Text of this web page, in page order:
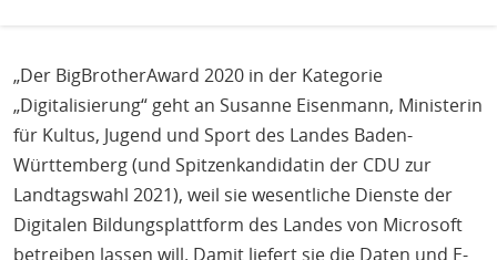
„Der BigBrotherAward 2020 in der Kategorie
„Digitalisierung“ geht an Susanne Eisenmann, Ministerin
für Kultus, Jugend und Sport des Landes Baden-
Württemberg (und Spitzenkandidatin der CDU zur
Landtagswahl 2021), weil sie wesentliche Dienste der
Digitalen Bildungsplattform des Landes von Microsoft
betreiben lassen will. Damit liefert sie die Daten und E-